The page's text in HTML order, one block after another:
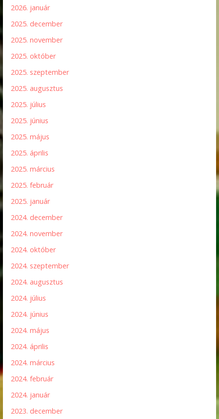
2026. január
2025. december
2025. november
2025. október
2025. szeptember
2025. augusztus
2025. július
2025. június
2025. május
2025. április
2025. március
2025. február
2025. január
2024. december
2024. november
2024. október
2024. szeptember
2024. augusztus
2024. július
2024. június
2024. május
2024. április
2024. március
2024. február
2024. január
2023. december